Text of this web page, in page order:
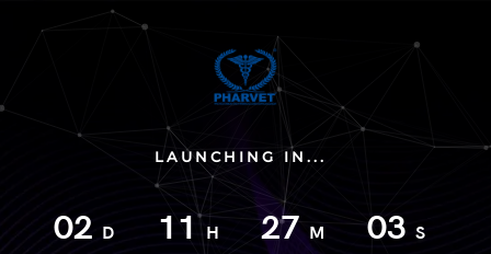
LAUNCHING IN...
02 D 11 H 27 M 03 S